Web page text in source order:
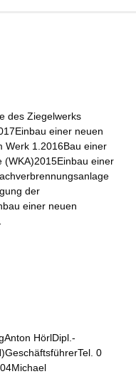
des Ziegelwerks
einer neuen
Werk 1.2016Bau einer
(WKA)2015Einbau einer
der
einer neuen
HörlDipl.-
0